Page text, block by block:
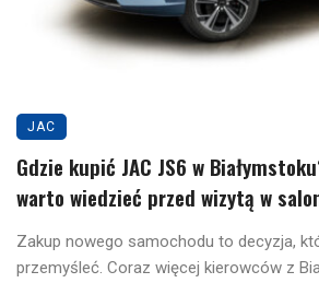
JAC
Gdzie kupić JAC JS6 w
warto wiedzieć przed wizytą w
Zakup nowego samochodu to decyzja,
przemyśleć. Coraz więcej kierowców z